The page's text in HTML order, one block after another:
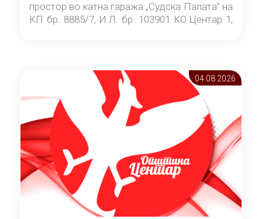
простор во катна гаража „Судска Палата” на
КП бр. 8885/7, И.Л. бр. 103901 КО Центар 1,
Скопје” број 9/2026), за времетраење од 3
(три) години од денот на потпишувањето на
Договорот за закуп со најповолниот
понудувач.
04.08 2026